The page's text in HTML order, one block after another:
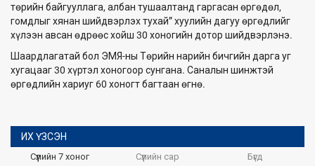
төрийн байгууллага, албан тушаалтанд гаргасан өргөдөл,
гомдлыг хянан шийдвэрлэх тухай” хуулийн дагуу өргөдлийг
хүлээн авсан өдрөөс хойш 30 хоногийн дотор шийдвэрлэнэ.
Шаардлагатай бол ЭМЯ-ны Төрийн нарийн бичгийн дарга уг
хугацааг 30 хүртэл хоногоор сунгана. Саналын шинжтэй
өргөдлийн хариуг 60 хоногт багтаан өгнө.
ИХ ҮЗСЭН
Сүүлийн 7 хоног Сүүлийн сар Бүгд